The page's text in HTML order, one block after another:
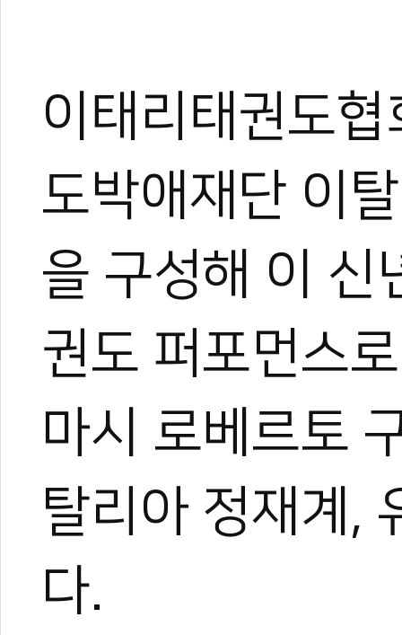
이태리태권도
도박애재단 이
을 구성해 이 신
권도 퍼포먼스
마시 로베르토
탈리아 정재계,
다.